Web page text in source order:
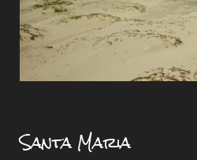
Santa Maria